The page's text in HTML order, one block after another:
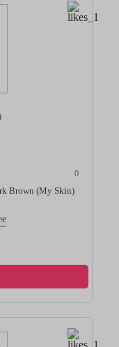
0
Brown (My Skin)